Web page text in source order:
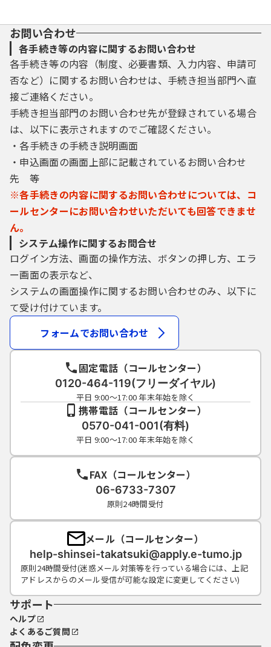
なインターネット利用環境を含む情報機器等
を自己の負担において準備しなければなりま
せん。またその際に必要な手続は、利用者が
自己の責任と費用で行うものとします。
５ 利用時間
（１）本サービスの利用可能時間は、原則と
して２４時間３６５日とします。ただし、個
別の手続において別に定めがある場合はこの
限りではありません。また、本サービスの保
への事前の通知を行うことなく、本サービス
の運用を停止、休止又は中断することがあり
（２）本サービスに係る事務処理や問合せ対
応等については、担当部署の勤務時間内で行
６ システム障害や利用環境等により本サー
ビスが利用できない場合の措置
利用者は、システム障害や利用環境等により
本サービスが利用できない場合は、従来の方
法、又は担当部署が指示する方法により申
込・届出等を行うものとします。
７ 禁止事項
本サービスの利用に当たっては、次の行為を
禁止します。
（１）本サービスを高槻市への申込・届出等
手続以外の目的で利用すること。
（２）他人の情報又は虚偽の情報により本サ
ービスを利用すること。
（３）本サービスに対し、不正なアクセスや
ウィルスの送信等の行為をすること。
害し、又は破壊すること。
（５）その他法令等に反すると認められる行
為をすること。
８ 個人情報の取扱い
高槻市は、本サービスにより利用者から取得
した個人情報を、下記のとおり取扱います。
（１）個人情報の収集、利用及び管理は、
「個人情報の保護に関する法律」に基づき適
お問い合わせ
各手続き等の内容に関するお問い合わせ
各手続き等の内容（制度、必要書類、入力内容、申請可
否など）に関するお問い合わせは、手続き担当部門へ直
接ご連絡ください。
手続き担当部門のお問い合わせ先が登録されている場合
は、以下に表示されますのでご確認ください。
・各手続きの手続き説明画面
・申込画面の画面上部に記載されているお問い合わせ
先 等
※各手続きの内容に関するお問い合わせについては、コ
ールセンターにお問い合わせいただいても回答できませ
ん。
システム操作に関するお問合せ
ログイン方法、画面の操作方法、ボタンの押し方、エラ
ー画面の表示など、
システムの画面操作に関するお問い合わせのみ、以下に
て受け付けています。
フォームでお問い合わせ
固定電話（コールセンター）
0120-464-119(フリーダイヤル)
平日 9:00～17:00 年末年始を除く
携帯電話（コールセンター）
0570-041-001(有料)
平日 9:00～17:00 年末年始を除く
FAX（コールセンター）
06-6733-7307
原則24時間受付
メール（コールセンター）
help-shinsei-takatsuki@apply.e-tumo.jp
原則24時間受付(迷惑メール対策等を行っている場合には、上記
アドレスからのメール受信が可能な設定に変更してください)
サポート
ヘルプ
よくあるご質問